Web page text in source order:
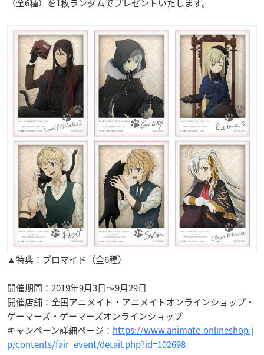
（全6種）を1枚ランダムでプレゼントいたします。
▲特典：ブロマイド（全6種）
開催期間：2019年9月3日～9月29日
開催店舗：全国アニメイト・アニメイトオンラインショップ・
ゲーマーズ・ゲーマーズオンラインショップ
キャンペーン詳細ページ： https://www.animate-onlineshop.j
p/contents/fair_event/detail.php?id=102698